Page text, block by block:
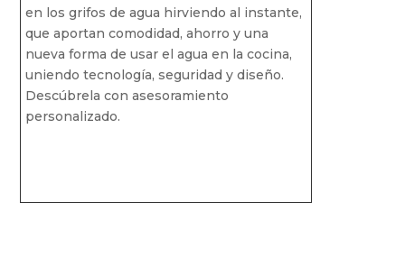
en los grifos de agua hirviendo al instante,
que aportan comodidad, ahorro y una
nueva forma de usar el agua en la cocina,
uniendo tecnología, seguridad y diseño.
Descúbrela con asesoramiento
personalizado.